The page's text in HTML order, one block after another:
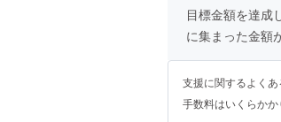
目標金額を達成
に集まった金額
支援に関するよく
手数料はいくらかか